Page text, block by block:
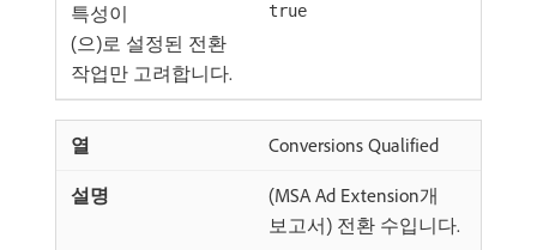
특성이 true
(으)로 설정된 전환
작업만 고려합니다.
Conversions Qualified
(MSA Ad Extension개
보고서) 전환 수입니다.